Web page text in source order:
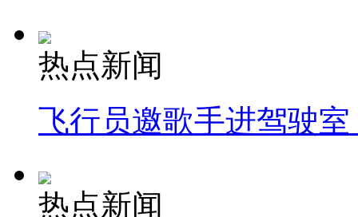
热点新闻
飞行员邀歌手进驾驶
热点新闻